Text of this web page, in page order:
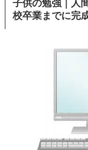
子供の勉強 ｜人
校卒業までに完